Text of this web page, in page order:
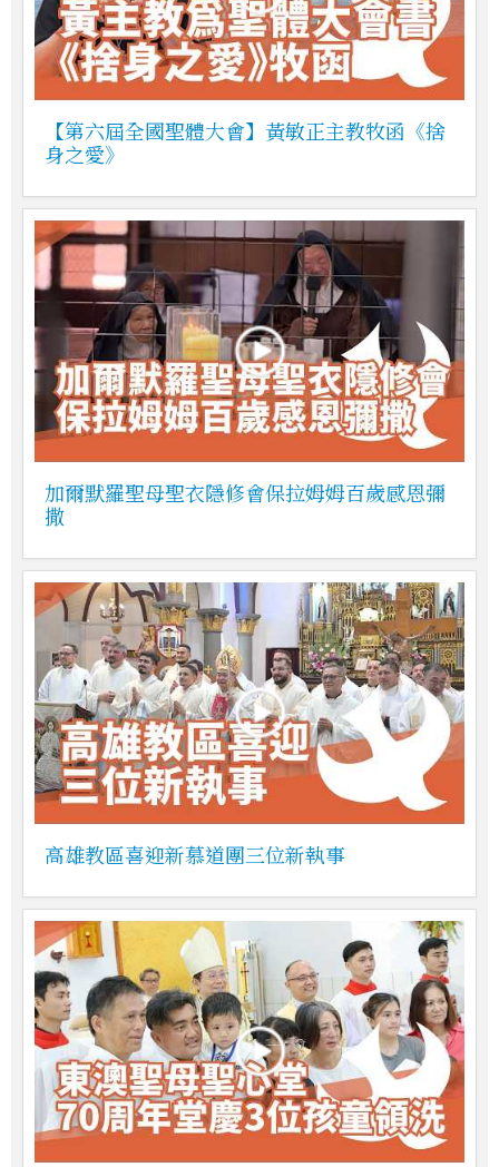
【第六屆全國聖體大會】黃敏正主教牧函《捨
身之愛》
加爾默羅聖母聖衣隱修會保拉姆姆百歲感恩彌
撒
高雄教區喜迎新慕道團三位新執事